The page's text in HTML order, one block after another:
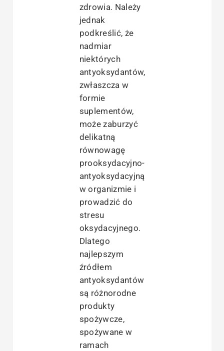
zdrowia. Należy
jednak
podkreślić, że
nadmiar
niektórych
antyoksydantów,
zwłaszcza w
formie
suplementów,
może zaburzyć
delikatną
równowagę
prooksydacyjno-
antyoksydacyjną
w organizmie i
prowadzić do
stresu
oksydacyjnego.
Dlatego
najlepszym
źródłem
antyoksydantów
są różnorodne
produkty
spożywcze,
spożywane w
ramach